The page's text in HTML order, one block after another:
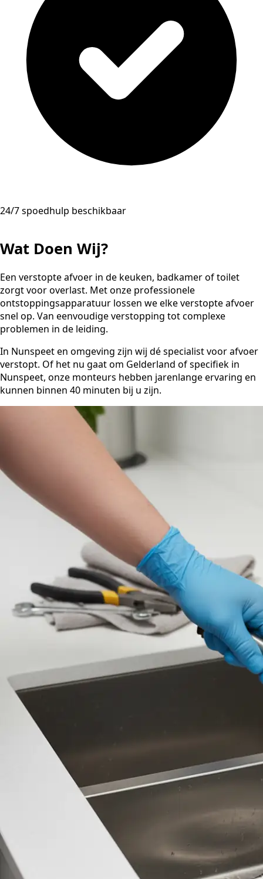
24/7 spoedhulp beschikbaar
Wat Doen Wij?
Een verstopte afvoer in de keuken, badkamer of toilet
zorgt voor overlast. Met onze professionele
ontstoppingsapparatuur lossen we elke verstopte afvoer
snel op. Van eenvoudige verstopping tot complexe
problemen in de leiding.
In Nunspeet en omgeving zijn wij dé specialist voor afvoer
verstopt. Of het nu gaat om Gelderland of specifiek in
Nunspeet, onze monteurs hebben jarenlange ervaring en
kunnen binnen 40 minuten bij u zijn.